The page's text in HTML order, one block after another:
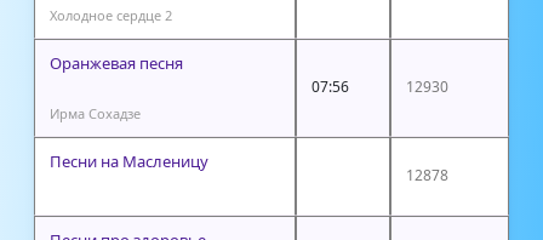
Холодное сердце 2
Оранжевая песня
Ирма Сохадзе
07:56 12930
Песни на Масленицу
12878